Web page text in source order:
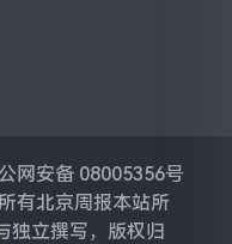
网安备 08005356号
有北京周报本站所
独立撰写，版权归